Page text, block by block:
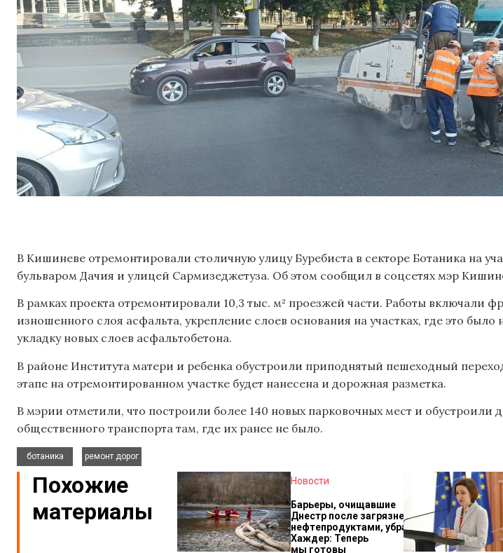
В Кишиневе отремонтировали столичную улицу Буребиста в секторе Ботаника на
бульваром Дачия и улицей Сармизеджетуза. Об этом сообщил в соцсетях мэр
В рамках проекта отремонтировали 10,3 тыс. м² проезжей части. Работы включали
изношенного слоя асфальта, укрепление слоев основания на участках, где это было
укладку новых слоев асфальтобетона.
В районе Института матери и ребенка обустроили приподнятый пешеходный
этапе на отремонтированном участке будет нанесена и дорожная разметка.
В мэрии отметили, что построили более 140 новых парковочных мест и обустроили
общественного транспорта там, где их ранее не было.
ботаника
ремонт дорог
Похожие
материалы
Новости
Барьеры, очищавшие
Днестр после загрязнения
нефтепродуктами, убрали.
Хаждер: Теперь
мы готовы